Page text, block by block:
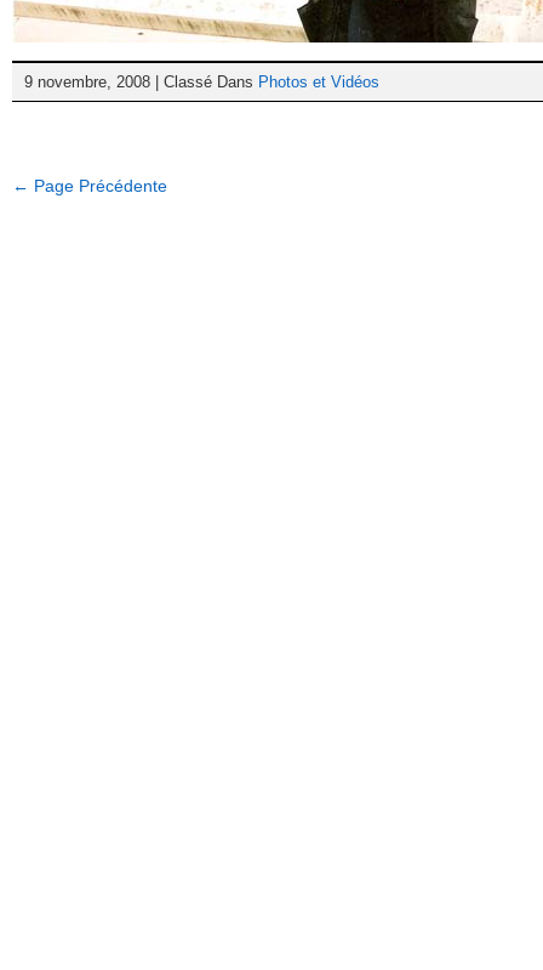
9 novembre, 2008 | Classé Dans Photos et Vidéos
← Page Précédente